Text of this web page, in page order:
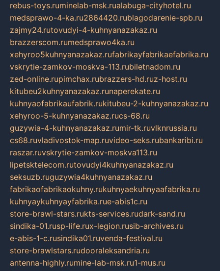
rebus-toys.ruminelab-msk.rualabuga-cityhotel.ru
medsprawo-4-ka.ru2864420.rublagodarenie-spb.ru
zajmy24.rutovudyi-4-kuhnyanazakaz.ru
brazzerscom.rumedsprawo4ka.ru
xehyroo5kuhnyanazakaz.rufabrikayfabrikaefabrika.ru
vskrytie-zamkov-moskva-113.rubiletnadom.ru
zed-online.rupimchax.rubrazzers-hd.ruz-host.ru
kitubeu2kuhnyanazakaz.runaperekate.ru
kuhnyaofabrikaufabrik.rukitubeu-2-kuhnyanazakaz.ru
xehyroo-5-kuhnyanazakaz.rucs-68.ru
guzywia-4-kuhnyanazakaz.rumir-tk.ruvlknrussia.ru
cs68.ruvladivostok-map.ruvideo-seks.rubankaribi.ru
raszar.ruvskrytie-zamkov-moskva113.ru
lipetsktelecom.rutovudyi4kuhnyanazakaz.ru
seksuzb.ruguzywia4kuhnyanazakaz.ru
fabrikaofabrikaokuhny.rukuhnyaekuhnyaafabrika.ru
kuhnyaykuhnyayfabrika.rue-abis1c.ru
store-brawl-stars.rukts-services.rudark-sand.ru
sindika-01.rusp-life.rux-legion.rusib-archives.ru
e-abis-1-c.rusindika01.ruvenda-festival.ru
store-brawlstars.rudooraleksandria.ru
antenna-highly.rumine-lab-msk.ru1-mus.ru